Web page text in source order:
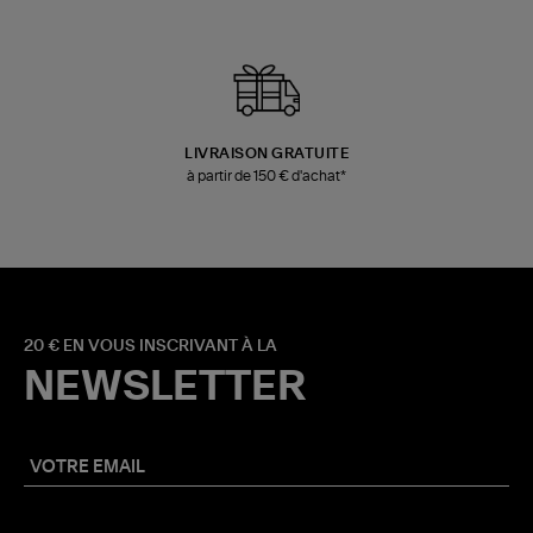
LIVRAISON GRATUITE
à partir de 150 € d'achat*
20 € EN VOUS INSCRIVANT À LA
NEWSLETTER